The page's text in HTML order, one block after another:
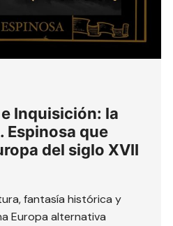
Inquisición: la
Espinosa que
del siglo XVII
fantasía histórica y
Europa alternativa